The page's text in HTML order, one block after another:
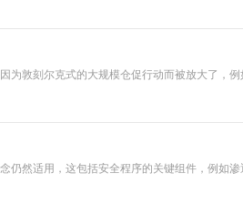
敦刻尔克式的大规模仓促行动而被放大了，
然适用，这包括安全程序的关键组件，例如渗